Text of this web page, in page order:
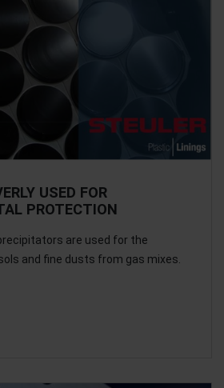
USED FOR
PROTECTION
are used for the
and fine dusts from gas mixes.